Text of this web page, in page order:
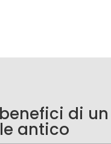
di un
antico